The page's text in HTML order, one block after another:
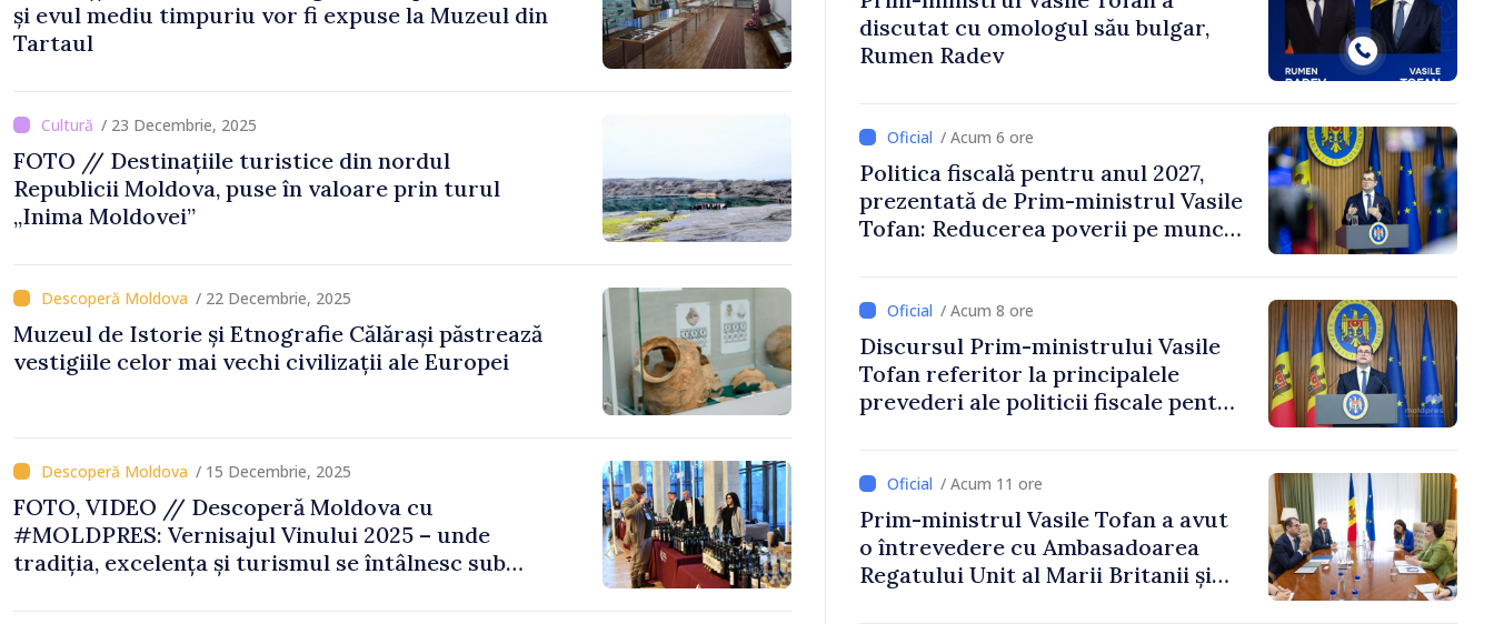
și evul mediu timpuriu vor fi expuse la Muzeul din
Tartaul
/ 23 Decembrie, 2025
FOTO // Destinațiile turistice din nordul
Republicii Moldova, puse în valoare prin turul
„Inima Moldovei”
/ 22 Decembrie, 2025
Muzeul de Istorie și Etnografie Călărași păstrează
vestigiile celor mai vechi civilizații ale Europei
/ 15 Decembrie, 2025
FOTO, VIDEO // Descoperă Moldova cu
#MOLDPRES: Vernisajul Vinului 2025 – unde
tradiția, excelența și turismul se întâlnesc sub
discutat cu omologul său bulgar,
Rumen Radev
/ Acum 6 ore
Politica fiscală pentru anul 2027,
prezentată de Prim-ministrul Vasile
Tofan: Reducerea poverii pe muncă,
/ Acum 8 ore
Discursul Prim-ministrului Vasile
Tofan referitor la principalele
prevederi ale politicii fiscale pentru
/ Acum 11 ore
Prim-ministrul Vasile Tofan a avut
o întrevedere cu Ambasadoarea
Regatului Unit al Marii Britanii și